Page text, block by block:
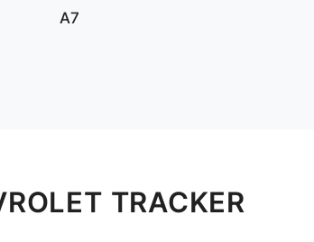
A7
TRACKER